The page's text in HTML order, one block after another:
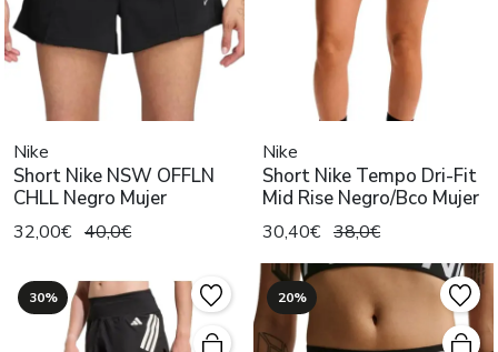
Nike
Short Nike NSW OFFLN
CHLL Negro Mujer
32,00€ 40,0€
Nike
Short Nike Tempo Dri-Fit
Mid Rise Negro/Bco Mujer
30,40€ 38,0€
30% 20%